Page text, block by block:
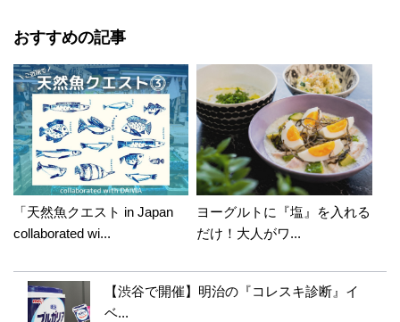
おすすめの記事
「天然魚クエスト in Japan
collaborated wi...
ヨーグルトに『塩』を入れる
だけ！大人がワ...
【渋谷で開催】明治の『コレスキ診断』イ
ベ...